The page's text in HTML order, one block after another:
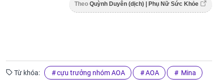
Theo Quỳnh Duyên (dịch) | Phụ Nữ Sức Khỏe
Từ khóa: cựu trưởng nhóm AOA AOA Mina